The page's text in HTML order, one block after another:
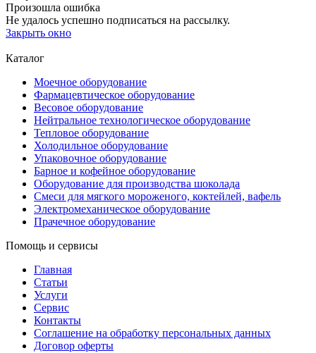
Произошла ошибка
Не удалось успешно подписаться на рассылку.
Закрыть окно
Каталог
Моечное оборудование
Фармацевтическое оборудование
Весовое оборудование
Нейтральное технологическое оборудование
Тепловое оборудование
Холодильное оборудование
Упаковочное оборудование
Барное и кофейное оборудование
Оборудование для производства шоколада
Смеси для мягкого мороженого, коктейлей, вафель
Электромеханическое оборудование
Прачечное оборудование
Помощь и сервисы
Главная
Статьи
Услуги
Сервис
Контакты
Соглашение на обработку персональных данных
Договор оферты